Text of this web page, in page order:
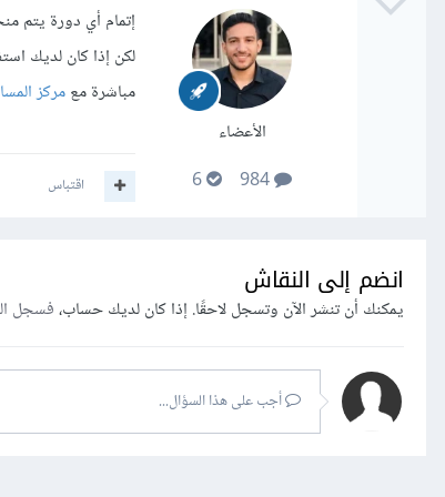
الأعضاء
إتمام أي دورة يتم
لكن إذا كان لديك
مباشرة معمركز
اقتباس
انضم إلى النقاش
يمكنك أن تنشر الآن وتسجل لاحقًا. إذا كان لديك حساب،فسجل
أجب على هذا السؤال...